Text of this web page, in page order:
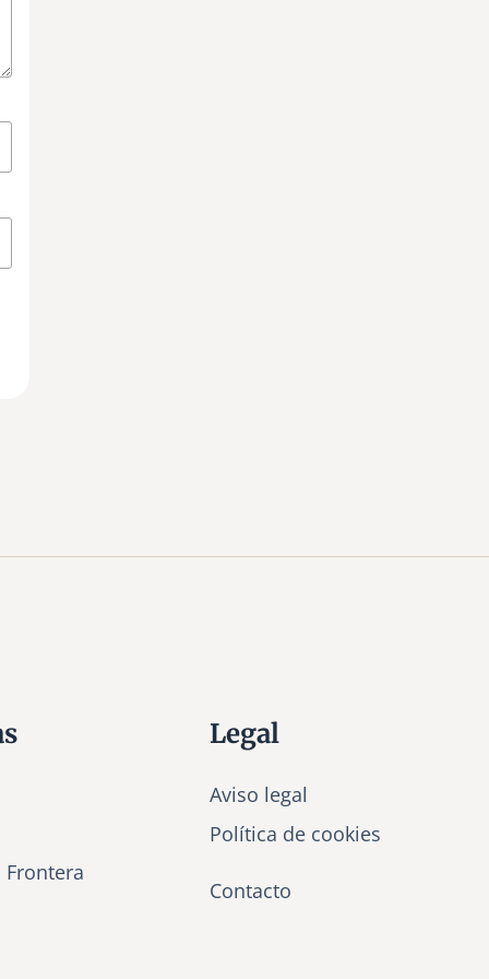
Frontera
Legal
Aviso legal
Política de cookies
Contacto